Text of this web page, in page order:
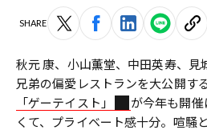
SHARE
秋元 康、小山薫堂、中田英寿、見
兄弟の偏愛レストランを大公開す
「ゲーテイスト」
が今年も開
くて、プライベート感十分。喧騒